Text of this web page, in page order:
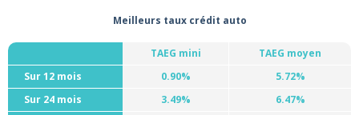
Meilleurs taux crédit auto
TAEG mini
TAEG moyen
Sur 12 mois
0.90%
5.72%
Sur 24 mois
3.49%
6.47%